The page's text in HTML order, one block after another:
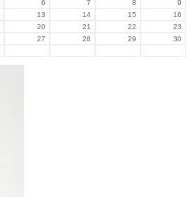
6 7 8
9
13 14 15
16
20 21 22
23
27 28 29
30